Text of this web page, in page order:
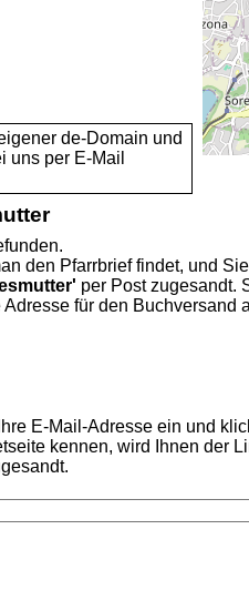
de-Domain und
uns per E-Mail
den Pfarrbrief findet, und
per Post zugesandt.
für den Buchversand
E-Mail-Adresse ein und
kennen, wird Ihnen der